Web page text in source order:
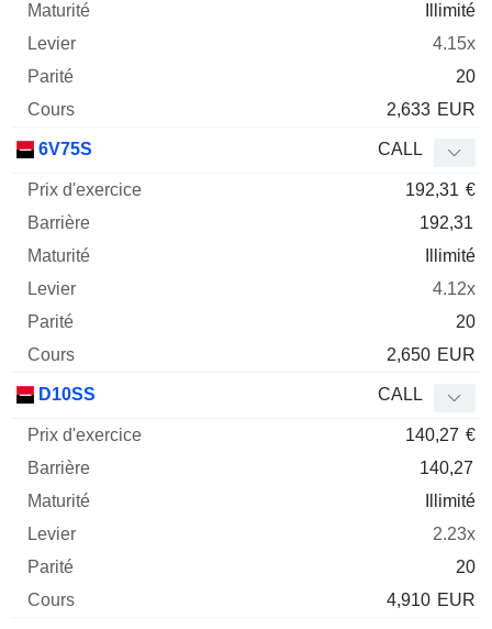
Illimité
4.15x
20
2,633 EUR
6V75S CALL
192,31 €
192,31
Illimité
4.12x
20
2,650 EUR
D10SS CALL
140,27 €
140,27
Illimité
2.23x
20
4,910 EUR